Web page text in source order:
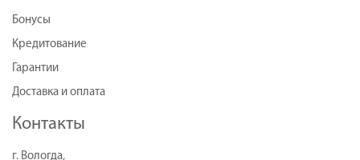
Бонусы
Кредитование
Гарантии
Доставка и оплата
Контакты
г. Вологда,